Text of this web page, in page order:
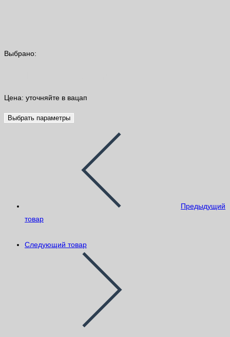
Выбрано:
Цена: уточняйте в вацап
Выбрать параметры
Предыдущий
товар
Следующий товар